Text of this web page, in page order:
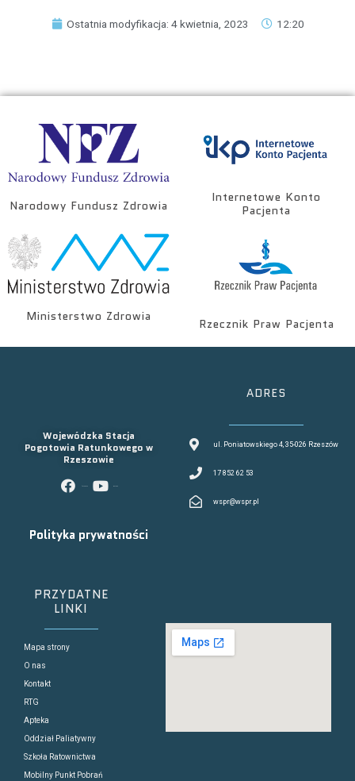
Ostatnia modyfikacja: 4 kwietnia, 2023 12:20
Narodowy Fundusz Zdrowia
Internetowe Konto
Pacjenta
Ministerstwo Zdrowia
Rzecznik Praw Pacjenta
Wojewódzka Stacja
Pogotowia Ratunkowego w
Rzeszowie
Polityka prywatności
ADRES
ul. Poniatowskiego 4, 35-026 Rzeszów
17 852 62 53
wspr@wspr.pl
PRZYDATNE
LINKI
Mapa strony
O nas
Kontakt
RTG
Apteka
Oddział Paliatywny
Szkoła Ratownictwa
Mobilny Punkt Pobrań